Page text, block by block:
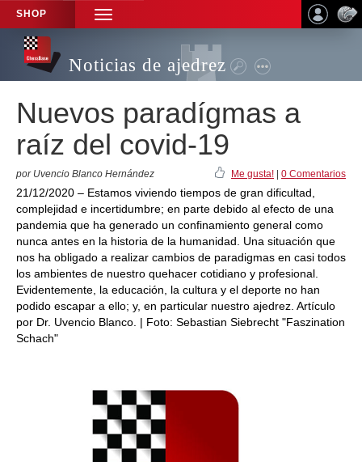
SHOP
TOGGLE
NAVIGATION
Noticias de ajedrez
Nuevos paradígmas a
raíz del covid-19
por Uvencio Blanco Hernández Me gusta! 0 Comentarios
21/12/2020 – Estamos viviendo tiempos de gran dificultad,
complejidad e incertidumbre; en parte debido al efecto de una
pandemia que ha generado un confinamiento general como
nunca antes en la historia de la humanidad. Una situación que
nos ha obligado a realizar cambios de paradigmas en casi todos
los ambientes de nuestro quehacer cotidiano y profesional.
Evidentemente, la educación, la cultura y el deporte no han
podido escapar a ello; y, en particular nuestro ajedrez. Artículo
por Dr. Uvencio Blanco. | Foto: Sebastian Siebrecht "Faszination
Schach"